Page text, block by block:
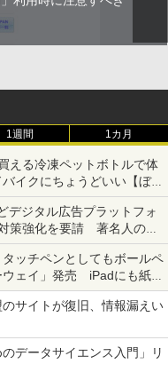
1週間 1カ月
える冷凍ペットボトルで体
イクにちょうどいい【ぼっ
間でなにしてる？】
デジタル広告プラットフォ
策強化を要請 著名人の写
策として
ッチペンとしてもボールペ
ウェイ」発売 iPadにも紙に
サイトが復旧、情報漏えい
データサイエンス入門」リ